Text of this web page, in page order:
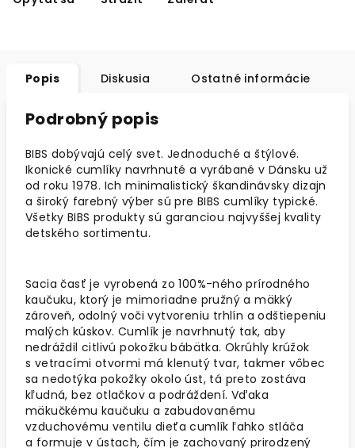
Popis Diskusia Ostatné informácie
Podrobný popis
BIBS dobývajú celý svet. Jednoduché a štýlové.
Ikonické cumlíky navrhnuté a vyrábané v Dánsku už
od roku 1978. Ich minimalistický škandinávsky dizajn
a široký farebný výber sú pre BIBS cumlíky typické.
Všetky BIBS produkty sú garanciou najvyššej kvality
detského sortimentu.
Sacia časť je vyrobená zo 100%-ného prírodného
kaučuku, ktorý je mimoriadne pružný a mäkký
zároveň, odolný voči vytvoreniu trhlín a odštiepeniu
malých kúskov. Cumlík je navrhnutý tak, aby
nedráždil citlivú pokožku bábätka. Okrúhly krúžok
s vetracími otvormi má klenutý tvar, takmer vôbec
sa nedotýka pokožky okolo úst, tá preto zostáva
kľudná, bez otlačkov a podráždení. Vďaka
mäkučkému kaučuku a zabudovanému
vzduchovému ventilu dieťa cumlík ľahko stláča
a formuje v ústach, čím je zachovaný prirodzený